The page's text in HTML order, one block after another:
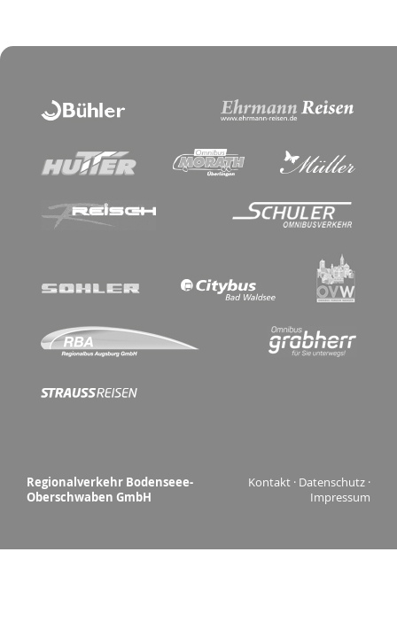
Regionalverkehr Bodenseee-
Oberschwaben GmbH
Kontakt · Datenschutz ·
Impressum